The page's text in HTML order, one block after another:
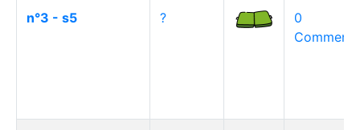
n°3 - s5 ?
0